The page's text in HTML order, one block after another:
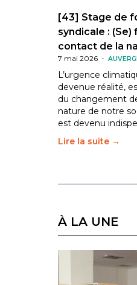
[43] Stage de
syndicale : (Se)
contact de la
7 mai 2026 -
L’urgence
devenue réalité,
du changement
nature de notre
est devenu
Lire la suite →
À LA UNE